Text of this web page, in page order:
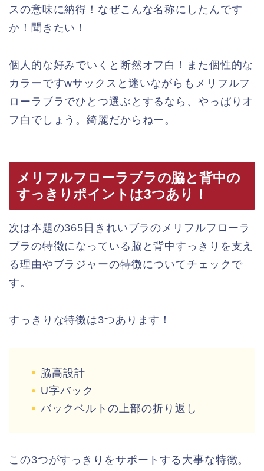
スの意味に納得！なぜこんな名称にしたんです
か！聞きたい！
個人的な好みでいくと断然オフ白！また個性的な
カラーですwサックスと迷いながらもメリフルフ
ローラブラでひとつ選ぶとするなら、やっぱりオ
フ白でしょう。綺麗だからねー。
メリフルフローラブラの脇と背中の
すっきりポイントは3つあり！
次は本題の365日きれいブラのメリフルフローラ
ブラの特徴になっている脇と背中すっきりを支え
る理由やブラジャーの特徴についてチェックで
す。
すっきりな特徴は3つあります！
脇高設計
U字バック
バックベルトの上部の折り返し
この3つがすっきりをサポートする大事な特徴。